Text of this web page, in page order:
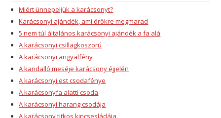
Miért ünnepeljük a karácsonyt?
Karácsonyi ajándék, ami örökre megmarad
5 nem túl általános karácsonyi ajándék a fa alá
A karácsonyi csillagkoszorú
A karácsonyi angyalfény
A kandalló meséje karácsony éjjelén
A karácsonyi est csodafénye
A karácsonyfa alatti csoda
A karácsonyi harang csodája
A karácsony titkos kincsesládája